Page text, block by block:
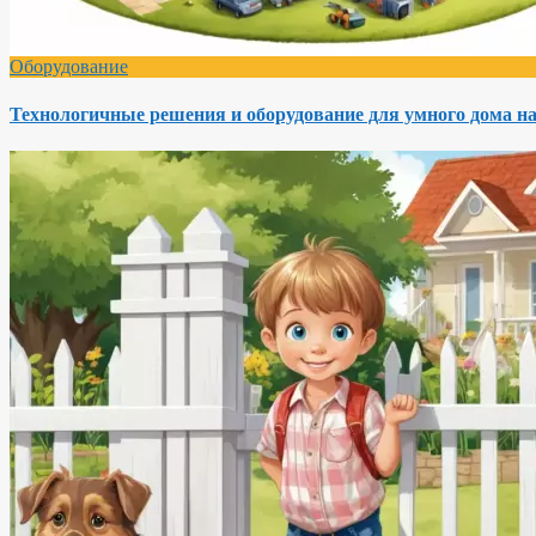
Оборудование
Технологичные решения и оборудование для умного дома